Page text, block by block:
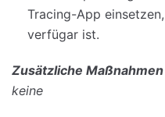
Tracing-App
verfügar ist.
Zusätzliche
keine